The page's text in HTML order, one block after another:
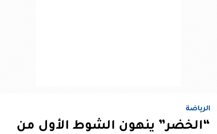
الرياضة
“الخضر” ينهون الشوط الأول من